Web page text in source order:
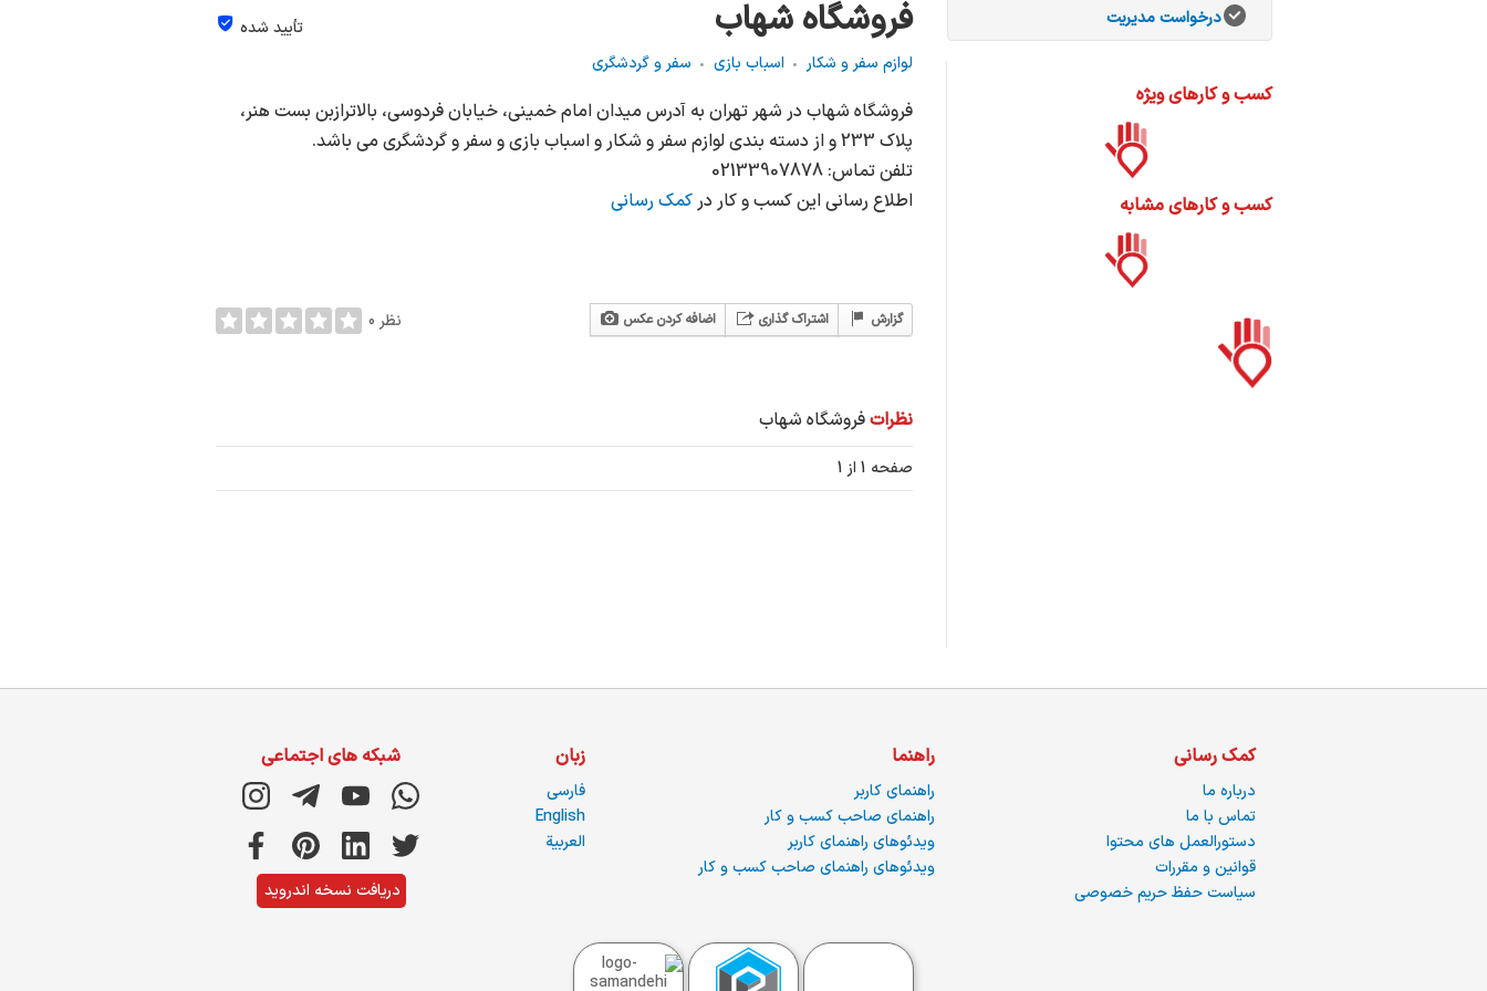
فروشگاه شهاب
تأیید شده
لوازم سفر و شکار
اسباب بازی سفر و گردشگری
فروشگاه شهاب در شهر تهران به آدرس میدان امام خمینی، خیابان فردوسی، بالاترازبن بست هنر،
پلاک 233 و از دسته بندی لوازم سفر و شکار و اسباب بازی و سفر و گردشگری می باشد.
تلفن تماس: 02133907878
اطلاع رسانی این کسب و کار درکمک رسانی
اضافه کردن عکس اشتراک گذاری گزارش 0 نظر
نظراتفروشگاه شهاب
صفحه 1 از 1
درخواست مدیریت
کسب و کارهای ویژه
کسب و کارهای مشابه
کمک رسانی
درباره ما
تماس با ما
دستورالعمل های محتوا
قوانین و مقررات
سیاست حفظ حریم خصوصی
راهنما
راهنمای کاربر
راهنمای صاحب کسب و کار
ویدئوهای راهنمای کاربر
ویدئوهای راهنمای صاحب کسب و کار
زبان
فارسی
English
العربية
شبکه های اجتماعی
دریافت نسخه اندروید